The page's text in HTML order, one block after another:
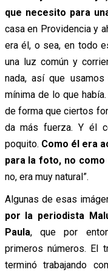
que necesito para
casa en Providencia y
era él, o sea, en todo
una luz común y
nada, así que
mínima de lo que
de forma que ciertos
da más fuerza. Y él
poquito. Como él era
para la foto, no
no, era muy natural”.
Algunas de esas
por la periodista
Paula, que por
primeros números. El
terminó trabajando